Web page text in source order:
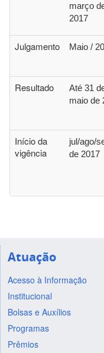
março
2017
Julgamento Maio /
Resultado
Até 31
maio de
Início da
vigência
jul/ago/
de 2017
Atuação
Acesso à Informação
Institucional
Bolsas e Auxílios
Programas
Prêmios